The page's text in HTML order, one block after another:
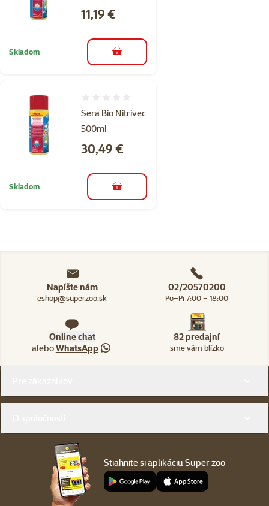
Cena
11,19 €
Skladom do košíka
Sera Bio Nitrivec
500ml
Cena
30,49 €
Skladom do košíka
Napíšte nám
eshop@superzoo.sk
02/20570200
Po–Pi 7:00 – 18:00
Online chat
aleboWhatsApp
82 predajní
sme vám blízko
Stiahnite si aplikáciu Super zoo